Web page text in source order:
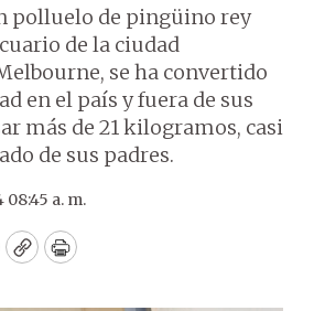
polluelo de pingüino rey
de la ciudad
se ha convertido
en el país y fuera de sus
más de 21 kilogramos, casi
de sus padres.
08:45 a. m.
CopyPrint